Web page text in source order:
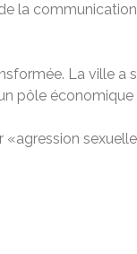
la
La ville a
pôle économique